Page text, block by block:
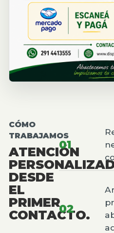
CÓMO
TRABAJAMOS
ATENCIÓN
DESDE
EL
PRIMER
CONTACTO.
01
02